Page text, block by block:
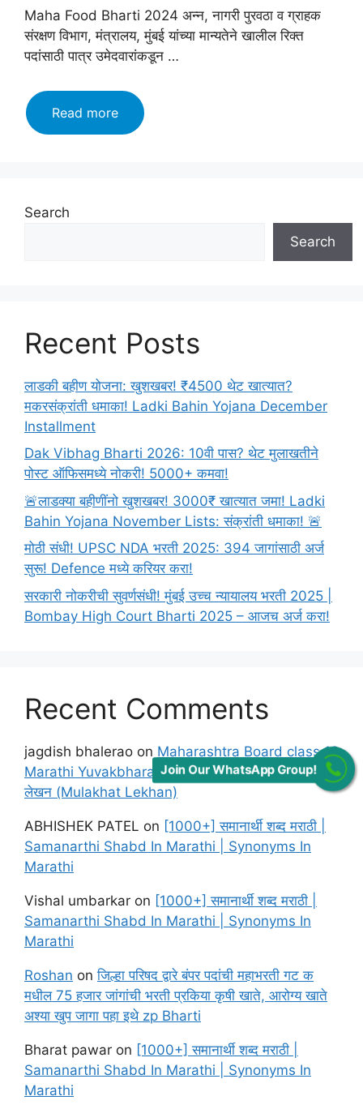
Maha Food Bharti 2024 अन्न, नागरी पुरवठा व ग्राहक
संरक्षण विभाग, मंत्रालय, मुंबई यांच्या मान्यतेने खालील रिक्त
पदांसाठी पात्र उमेदवारांकडून …
Read moreMaha
Food
अर्ज
Search
Search
Recent Posts
लाडकी बहीण योजना: खुशखबर! ₹4500 थेट खात्यात?
मकरसंक्रांती धमाका! Ladki Bahin Yojana December
Installment
Dak Vibhag Bharti 2026: 10वी पास? थेट मुलाखतीने
पोस्ट ऑफिसमध्ये नोकरी! 5000+ कमवा!
🚨लाडक्या बहीणींनो खुशखबर! 3000₹ खात्यात जमा! Ladki
Bahin Yojana November Lists: संक्रांती धमाका! 🚨
मोठी संधी! UPSC NDA भरती 2025: 394 जागांसाठी अर्ज
सुरू! Defence मध्ये करियर करा!
सरकारी नोकरीची सुवर्णसंधी! मुंबई उच्च न्यायालय भरती 2025 |
Bombay High Court Bharti 2025 – आजच अर्ज करा!
Recent Comments
jagdish bhalerao on Maharashtra Board class 12
Marathi Yuvakbharati Solutions Chapter मुलाखत
लेखन (Mulakhat Lekhan)
ABHISHEK PATEL on [1000+] समानार्थी शब्द मराठी |
Samanarthi Shabd In Marathi | Synonyms In
Marathi
Vishal umbarkar on [1000+] समानार्थी शब्द मराठी |
Samanarthi Shabd In Marathi | Synonyms In
Marathi
Roshan onजिल्हा परिषद द्वारे बंपर पदांची महाभरती गट क
मधील 75 हजार जांगांची भरती प्रकिया कृषी खाते, आरोग्य खाते
अश्या खुप जागा पहा इथे zp Bharti
Bharat pawar on [1000+] समानार्थी शब्द मराठी |
Samanarthi Shabd In Marathi | Synonyms In
Marathi
Join Our WhatsApp Group!